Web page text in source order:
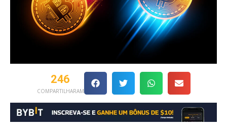
COMPARTILHARAM
246